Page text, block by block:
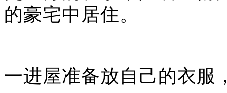
的豪宅中居住。
一进屋准备放自己的衣服